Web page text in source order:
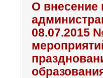
О внесение
08.07.2015